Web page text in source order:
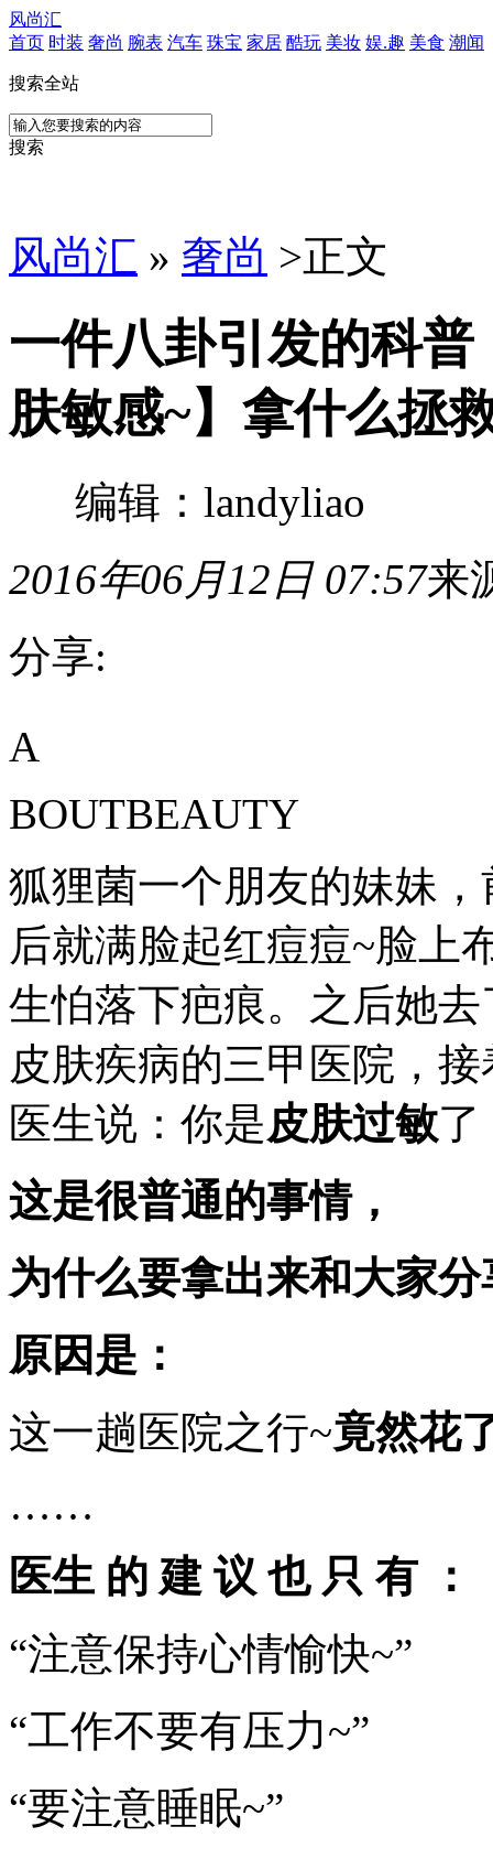
风尚汇
首页 时装 奢尚 腕表 汽车 珠宝 家居 酷玩 美妆 娱.趣 美食 潮闻
搜索全站
搜索
风尚汇 » 奢尚 >正文
一件八卦引发的科
肤敏感~】拿什么拯
编辑：landyliao
2016年06月12日 07:57来
分享:
狐
狸
一
个
友
的
妹，
前
两
天
了
一
趟
泰
来
之
就
满
起
红
~
脸
满
红
疹
很
不
生
A
BOUTBEAUTY
狐狸菌一个朋友的妹妹
后就满脸起红痘痘~脸上
生怕落下疤痕。之后她
皮肤疾病的三甲医院，
医生说：你是皮肤过敏了
这是很普通的事情，
为什么要拿出来和大家
原因是：
这一趟医院之行~竟然花
……
医生 的 建 议 也 只 有 ：
“注意保持心情愉快~”
“工作不要有压力~”
“要注意睡眠~”